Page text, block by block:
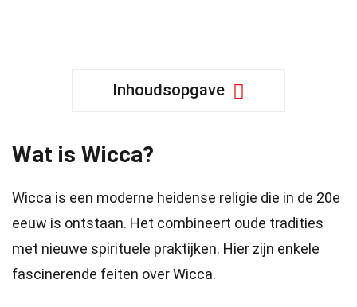
Inhoudsopgave
Wat is Wicca?
Wicca is een moderne heidense religie die in de 20e
eeuw is ontstaan. Het combineert oude tradities
met nieuwe spirituele praktijken. Hier zijn enkele
fascinerende feiten over Wicca.